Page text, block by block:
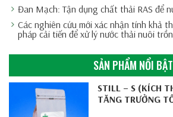
Đan Mạch: Tận dụng chất thải RAS để
Các nghiên cứu mới xác nhận tính khả
pháp cải tiến để xử lý nước thải nuôi
SẢN PHẨM NỔI BẬT
STILL – S (KÍCH
TĂNG TRƯỞNG